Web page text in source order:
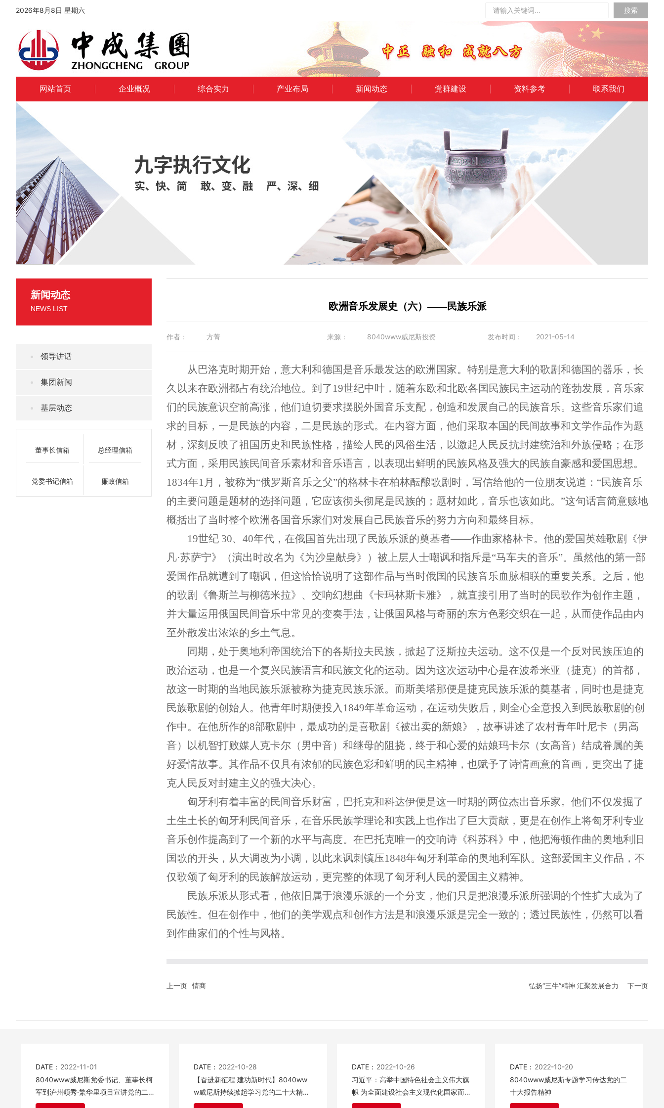
2026年8月8日 星期六 搜索
网站首页 企业概况 综合实力 产业布局 新闻动态 党群建设 资料参考 联系我们
新闻动态
NEWS LIST
领导讲话
集团新闻
基层动态
董事长信箱
党委书记信箱
总经理信箱
廉政信箱
欧洲音乐发展史（六）——民族乐派
作者： 方菁 来源： 8040www威尼斯投资 发布时间： 2021-05-14
从巴洛克时期开始，意大利和德国是音乐最发达的欧洲国家。特别是意大利的歌剧和德国的器乐，长
久以来在欧洲都占有统治地位。到了19世纪中叶，随着东欧和北欧各国民族民主运动的蓬勃发展，音乐家
们的民族意识空前高涨，他们迫切要求摆脱外国音乐支配，创造和发展自己的民族音乐。这些音乐家们追
求的目标，一是民族的内容，二是民族的形式。在内容方面，他们采取本国的民间故事和文学作品作为题
材，深刻反映了祖国历史和民族性格，描绘人民的风俗生活，以激起人民反抗封建统治和外族侵略；在形
式方面，采用民族民间音乐素材和音乐语言，以表现出鲜明的民族风格及强大的民族自豪感和爱国思想。
1834年1月，被称为“俄罗斯音乐之父”的格林卡在柏林酝酿歌剧时，写信给他的一位朋友说道：“民族音乐
的主要问题是题材的选择问题，它应该彻头彻尾是民族的；题材如此，音乐也该如此。”这句话言简意赅地
概括出了当时整个欧洲各国音乐家们对发展自己民族音乐的努力方向和最终目标。
19世纪 30、40年代，在俄国首先出现了民族乐派的奠基者——作曲家格林卡。他的爱国英雄歌剧《伊
凡·苏萨宁》（演出时改名为《为沙皇献身》）被上层人士嘲讽和指斥是“马车夫的音乐”。虽然他的第一部
爱国作品就遭到了嘲讽，但这恰恰说明了这部作品与当时俄国的民族音乐血脉相联的重要关系。之后，他
的歌剧《鲁斯兰与柳德米拉》、交响幻想曲《卡玛林斯卡雅》，就直接引用了当时的民歌作为创作主题，
并大量运用俄国民间音乐中常见的变奏手法，让俄国风格与奇丽的东方色彩交织在一起，从而使作品由内
至外散发出浓浓的乡土气息。
同期，处于奥地利帝国统治下的各斯拉夫民族，掀起了泛斯拉夫运动。这不仅是一个反对民族压迫的
政治运动，也是一个复兴民族语言和民族文化的运动。因为这次运动中心是在波希米亚（捷克）的首都，
故这一时期的当地民族乐派被称为捷克民族乐派。而斯美塔那便是捷克民族乐派的奠基者，同时也是捷克
民族歌剧的创始人。他青年时期便投入1849年革命运动，在运动失败后，则全心全意投入到民族歌剧的创
作中。在他所作的8部歌剧中，最成功的是喜歌剧《被出卖的新娘》，故事讲述了农村青年叶尼卡（男高
音）以机智打败媒人克卡尔（男中音）和继母的阻挠，终于和心爱的姑娘玛卡尔（女高音）结成眷属的美
好爱情故事。其作品不仅具有浓郁的民族色彩和鲜明的民主精神，也赋予了诗情画意的音画，更突出了捷
克人民反对封建主义的强大决心。
匈牙利有着丰富的民间音乐财富，巴托克和科达伊便是这一时期的两位杰出音乐家。他们不仅发掘了
土生土长的匈牙利民间音乐，在音乐民族学理论和实践上也作出了巨大贡献，更是在创作上将匈牙利专业
音乐创作提高到了一个新的水平与高度。在巴托克唯一的交响诗《科苏科》中，他把海顿作曲的奥地利旧
国歌的开头，从大调改为小调，以此来讽刺镇压1848年匈牙利革命的奥地利军队。这部爱国主义作品，不
仅歌颂了匈牙利的民族解放运动，更完整的体现了匈牙利人民的爱国主义精神。
民族乐派从形式看，他依旧属于浪漫乐派的一个分支，他们只是把浪漫乐派所强调的个性扩大成为了
民族性。但在创作中，他们的美学观点和创作方法是和浪漫乐派是完全一致的；透过民族性，仍然可以看
到作曲家们的个性与风格。
上一页 情商 弘扬“三牛”精神 汇聚发展合力 下一页
DATE： 2022-11-01
8040www威尼斯党委书记、董事长柯
军到泸州领秀·繁华里项目宣讲党的二
十大精神
DATE： 2022-10-28
【奋进新征程 建功新时代】8040ww
w威尼斯持续掀起学习党的二十大精神
热潮①
DATE： 2022-10-26
习近平：高举中国特色社会主义伟大旗
帜 为全面建设社会主义现代化国家而
团结奋斗
DATE： 2022-10-20
8040www威尼斯专题学习传达党的二
十大报告精神